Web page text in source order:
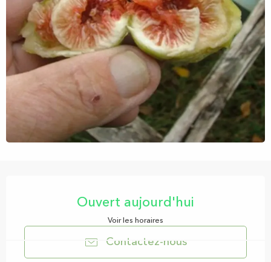
Ouvert aujourd'hui
Voir les horaires
Contactez-nous